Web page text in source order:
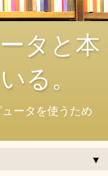
タと本
る。
ータを使うため
▼